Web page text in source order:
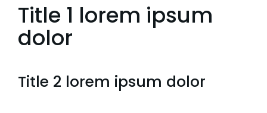
Title 1 lorem ipsum
dolor
Title 2 lorem ipsum dolor